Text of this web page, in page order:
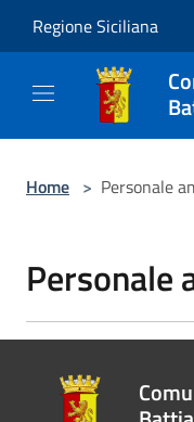
Regione Siciliana
Home > Personale
Personale